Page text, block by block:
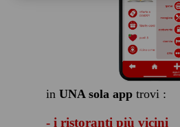
in UNA sola apptrovi :
- i ristoranti più vicini